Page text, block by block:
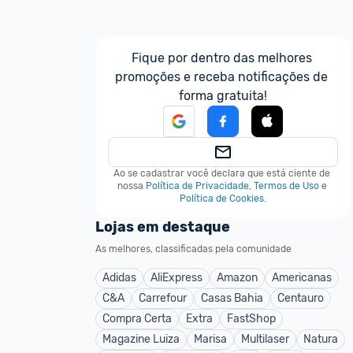
Fique por dentro das melhores
promoções e receba notificações de
forma gratuita!
Ao se cadastrar você declara que está ciente de
nossa Política de Privacidade, Termos de Uso e
Política de Cookies.
Lojas em destaque
As melhores, classificadas pela comunidade
Adidas AliExpress Amazon
Americanas
C&A
Carrefour Casas Bahia
Centauro
Compra Certa
Extra
FastShop
Magazine Luiza
Marisa Multilaser
Natura